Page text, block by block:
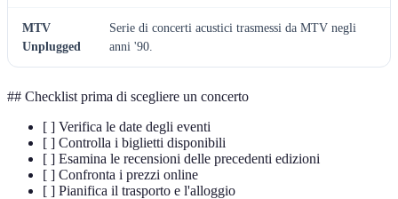
MTV
Unplugged
Serie di concerti acustici trasmessi da MTV negli
anni '90.
## Checklist prima di scegliere un concerto
[ ] Verifica le date degli eventi
[ ] Controlla i biglietti disponibili
[ ] Esamina le recensioni delle precedenti edizioni
[ ] Confronta i prezzi online
[ ] Pianifica il trasporto e l'alloggio